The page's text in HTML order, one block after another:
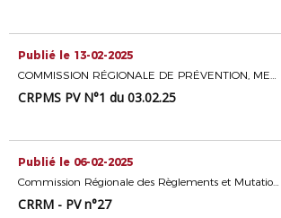
Publié le 13-02-2025
COMMISSION RÉGIONALE DE PRÉVENTION, MEDIATION ET SÉCURITÉ
CRPMS PV N°1 du 03.02.25
Publié le 06-02-2025
Commission Régionale des Règlements et Mutations
CRRM - PV n°27